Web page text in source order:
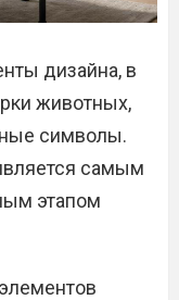
дизайна, в
животных,
символы.
самым
этапом